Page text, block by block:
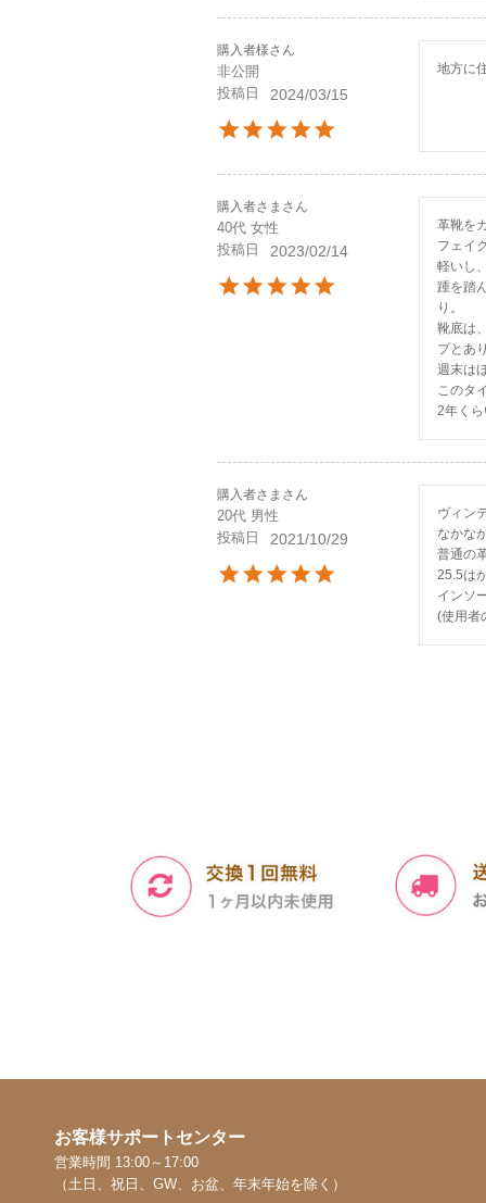
購入者様
非公開
投稿日
2024/03/15
地方に
購入者さま
40代 女性
投稿日
2023/02/14
革靴を
フェイ
軽いし
踵を踏
り。
靴底は
プとあ
週末は
このタ
2年く
購入者さま
20代 男性
投稿日
2021/10/29
ヴィン
なかな
普通の
25.5は
インソ
(使用者
お客様サポートセンター
営業時間 13:00～17:00
（土日、祝日、GW、お盆、年末年始を除く）